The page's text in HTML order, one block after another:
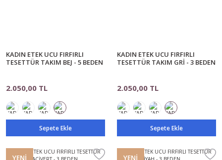
KADIN ETEK UCU FIRFIRLI
TESETTÜR TAKIM BEJ - 5 BEDEN
2.050,00 TL
Sepete Ekle
KADIN ETEK UCU FIRFIRLI
TESETTÜR TAKIM GRİ - 3 BEDEN
2.050,00 TL
Sepete Ekle
YENİ YENİ